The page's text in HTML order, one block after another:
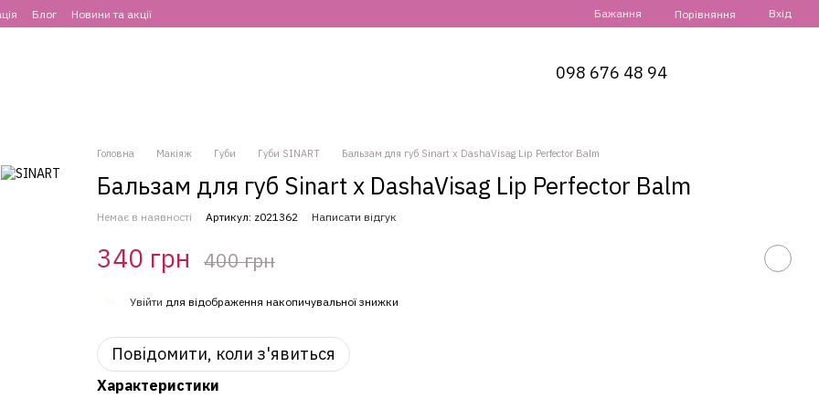
Блог Новини та акції Бажання Порівняння Вхід
098 676 48 94
Головна Макіяж Губи Губи SINART Бальзам для губ Sinart х DashaVisag Lip Perfector Balm
Бальзам для губ Sinart х DashaVisag Lip Perfector Balm
Немає в наявності Артикул: z021362 Написати відгук
340 грн 400 грн
Увійти для відображення накопичувальної знижки
Повідомити, коли з'явиться
Характеристики